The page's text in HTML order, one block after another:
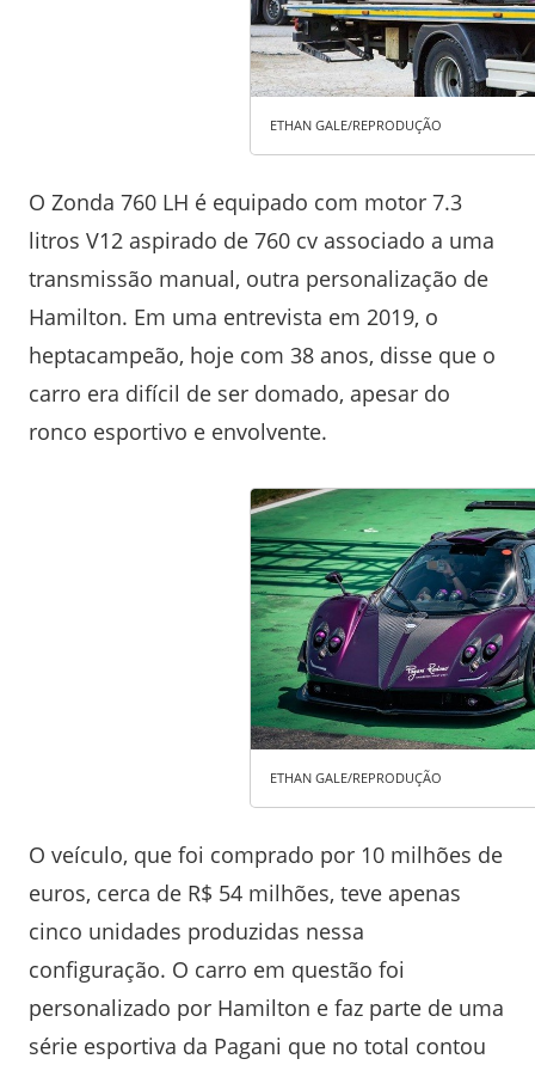
ETHAN GALE/REPRODUÇÃO
O Zonda 760 LH é equipado com motor 7.3
litros V12 aspirado de 760 cv associado a uma
transmissão manual, outra personalização de
Hamilton. Em uma entrevista em 2019, o
heptacampeão, hoje com 38 anos, disse que o
carro era difícil de ser domado, apesar do
ronco esportivo e envolvente.
ETHAN GALE/REPRODUÇÃO
O veículo, que foi comprado por 10 milhões de
euros, cerca de R$ 54 milhões, teve apenas
cinco unidades produzidas nessa
configuração. O carro em questão foi
personalizado por Hamilton e faz parte de uma
série esportiva da Pagani que no total contou